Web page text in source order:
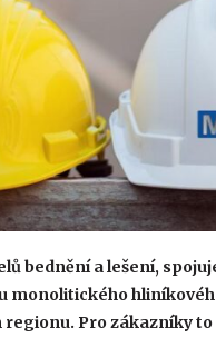
bednění a lešení,
Pro zákazníky